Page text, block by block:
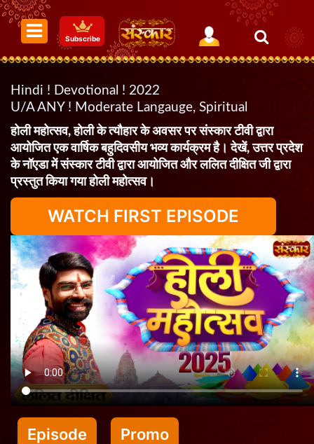
Subscribe
Hindi ! Devotional ! 2022
U/A ANY ! Moderate Langauge, Spiritual
होली महोत्सव, होली के त्यौहार के अवसर पर संस्कार टीवी द्वारा
आयोजित एक वार्षिक बहुदिवसीय भव्य कार्यक्रम है। देखें, उत्तर प्रदेश
के नॉएडा में संस्कार टीवी द्वारा आयोजित और ललित दीक्षित जी द्वारा
प्रस्तुत किया गया होली महोत्सव।
WATCH FIRST EPISODE
Episode Promo